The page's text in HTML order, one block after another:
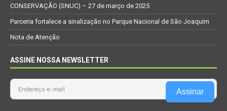
CONSERVAÇÃO (SNUC) – 27 de março de 2025
Parceria fortalece a sinalização no Parque Nacional de São Joaquim
Nota de Atenção
ASSINE NOSSA NEWSLETTER
Assinar